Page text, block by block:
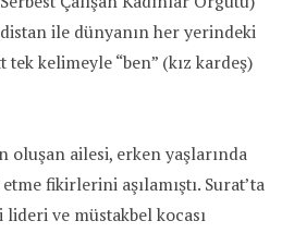
ile dünyanın her yerindeki
kelimeyle “ben” (kız kardeş)
oluşan ailesi, erken yaşlarında
fikirlerini aşılamıştı. Surat’ta
ve müstakbel kocası